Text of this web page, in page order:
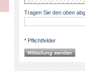
Tragen Sie den oben
* Pflichtfelder